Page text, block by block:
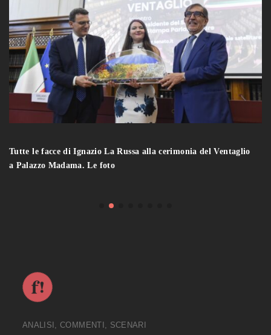
Tutte le facce di Ignazio La Russa alla cerimonia del Ventaglio
a Palazzo Madama. Le foto
ANALISI, COMMENTI, SCENARI